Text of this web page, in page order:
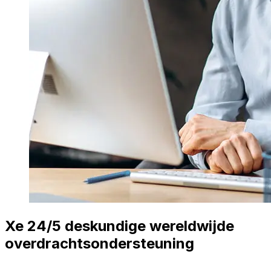
Xe 24/5 deskundige wereldwijde
overdrachtsondersteuning